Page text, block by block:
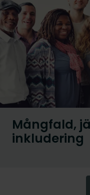
Mångfald,
inkludering